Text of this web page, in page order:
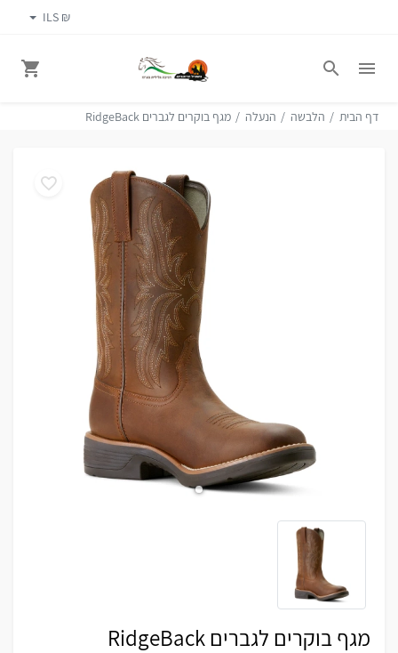
₪ ILS
דף הבית הלבשה הנעלה מגף בוקרים לגברים RidgeBack
מגף בוקרים לגברים RidgeBack